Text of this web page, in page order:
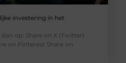
investering in het
op: Share on X (Twitter)
on Pinterest Share on